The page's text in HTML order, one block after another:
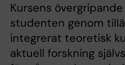
Kursens
studenten genom
integrerat teoretisk
aktuell forskning